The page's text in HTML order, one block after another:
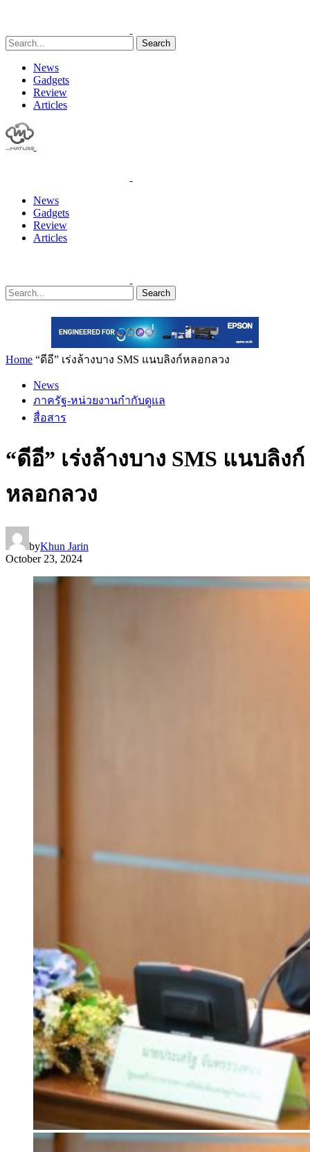
Search
News
Gadgets
Review
Articles
News
Gadgets
Review
Articles
Search
Home “ดีอี” เร่งล้างบาง SMS แนบลิงก์หลอกลวง
News
ภาครัฐ-หน่วยงานกำกับดูแล
สื่อสาร
“ดีอี” เร่งล้างบาง SMS แนบลิงก์
หลอกลวง
byKhun Jarin
October 23, 2024